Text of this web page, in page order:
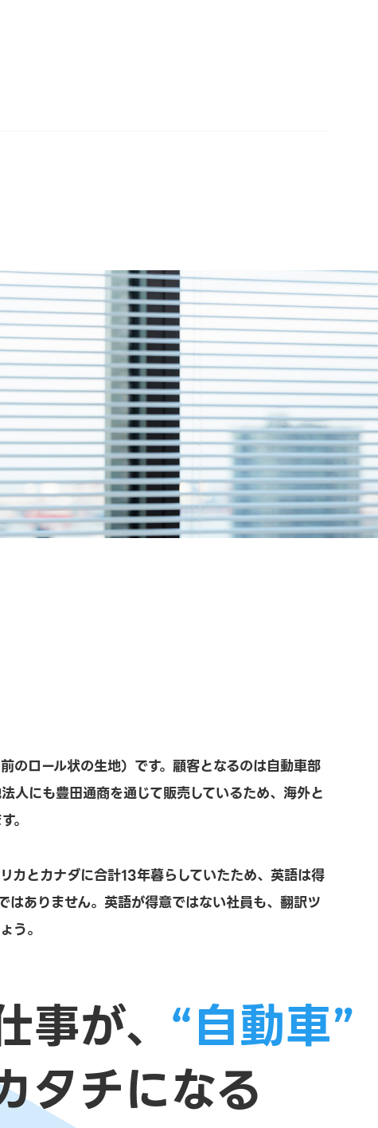
のロール状の生地）です。顧客となるのは自動車部
人にも豊田通商を通じて販売しているため、海外と
。
カとカナダに合計13年暮らしていたため、英語は得
はありません。英語が得意ではない社員も、翻訳ツ
う。
事が、 “自動車”
タチになる